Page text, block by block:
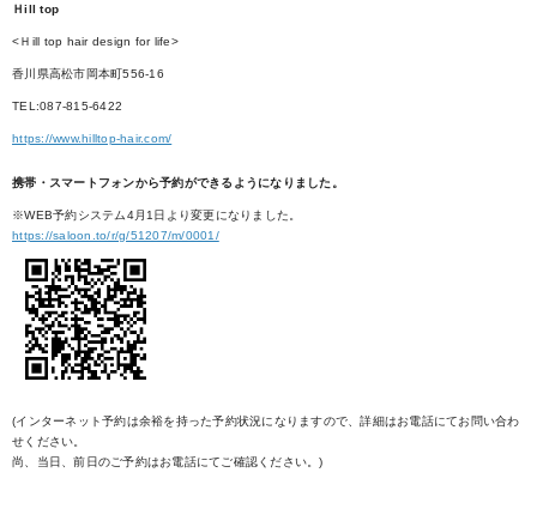
Ｈill top
<Ｈill top hair design for life>
香川県高松市岡本町556-16
TEL:087-815-6422
https://www.hilltop-hair.com/
携帯・スマートフォンから予約ができるようになりました。
※WEB予約システム4月1日より変更になりました。
https://saloon.to/r/g/51207/m/0001/
(インターネット予約は余裕を持った予約状況になりますので、詳細はお電話にてお問い合わ
せください。
尚、当日、前日のご予約はお電話にてご確認ください。)